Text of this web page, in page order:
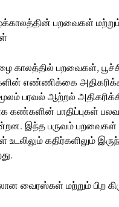
பறவைகள்
காலத்தில் பறவைகள்,
எண்ணிக்கை
பரவல் ஆற்றல்
கண்களின் பாதிப்புகள்
இந்த பருவம் பறவைகள்
உடலிலும் கதிர்களிலும்
வைரஸ்கள் மற்றும் பிற